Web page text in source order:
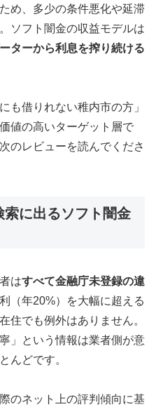
め、多少の条件悪化や延滞
ソフト闇金の収益モデルは
ターから利息を搾り続ける
も借りれない稚内市の方」
値の高いターゲット層で
のレビューを読んでくださ
索に出るソフト闇金
はすべて金融庁未登録の違
（年20%）を大幅に超える
住でも例外はありません。
」という情報は業者側が意
んどです。
のネット上の評判傾向に基